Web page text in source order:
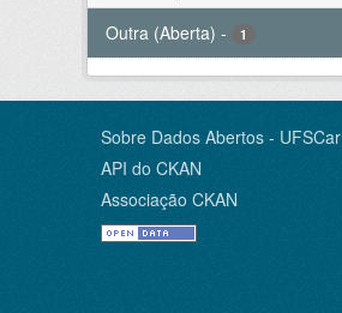
Outra (Aberta) - 1
Sobre Dados Abertos - UFSCar
API do CKAN
Associação CKAN